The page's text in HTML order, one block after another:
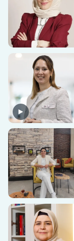
Doktorlar için